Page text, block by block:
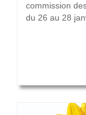
commission
du 26 au 28